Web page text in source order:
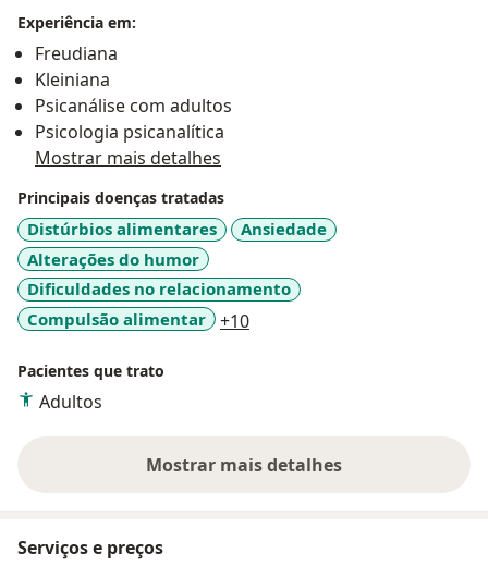
Experiência em:
Freudiana
Kleiniana
Psicanálise com adultos
Psicologia psicanalítica
Mostrar mais detalhes
Principais doenças tratadas
Distúrbios alimentares
Ansiedade
Alterações do humor
Dificuldades no relacionamento
Compulsão alimentar
+10a11y_sr_more_diseases
Pacientes que trato
Adultos
Mostrar mais detalhes
sobre a experiência
Serviços e preços